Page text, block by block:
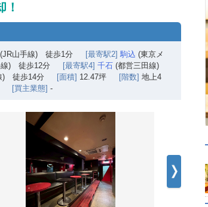
(JR山手線) 徒歩1分 [最寄駅2] 駒込 (東京メ
線) 徒歩12分 [最寄駅4] 千石 (都営三田線)
) 徒歩14分 [面積] 12.47坪 [階数] 地上4
[買主業態] -